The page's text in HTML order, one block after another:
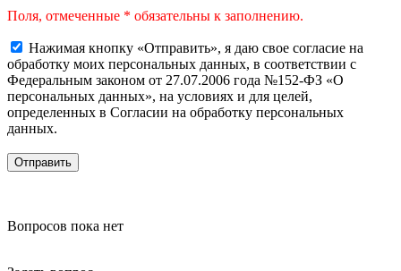
Поля, отмеченные * обязательны к заполнению.
Нажимая кнопку «Отправить», я даю свое согласие на
обработку моих персональных данных, в соответствии с
Федеральным законом от 27.07.2006 года №152-ФЗ «О
персональных данных», на условиях и для целей,
определенных в Согласии на обработку персональных
данных.
Вопросов пока нет